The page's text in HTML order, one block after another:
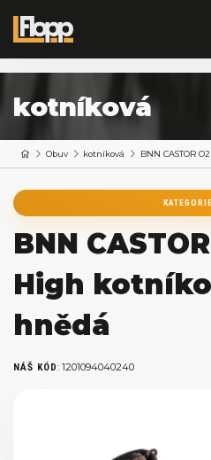
kotníková
Obuv kotníková BNN CASTOR
KATEGORIE
BNN
High
hnědá
NÁŠ KÓD: 1201094040240